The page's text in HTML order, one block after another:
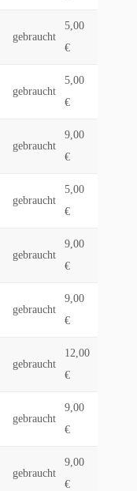
gebraucht
5,00
€
gebraucht
5,00
€
gebraucht
9,00
€
gebraucht
5,00
€
gebraucht
9,00
€
gebraucht
9,00
€
gebraucht
12,00
€
gebraucht
9,00
€
gebraucht
9,00
€